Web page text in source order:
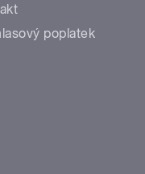
poplatek